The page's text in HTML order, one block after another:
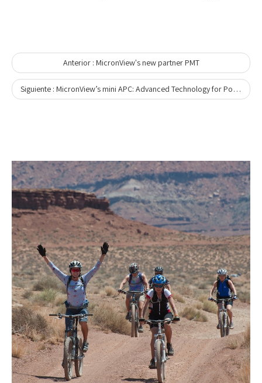
Anterior : MicronView's new partner PMT
Siguiente : MicronView’s mini APC: Advanced Technology for Portable and Precise Particle Counting